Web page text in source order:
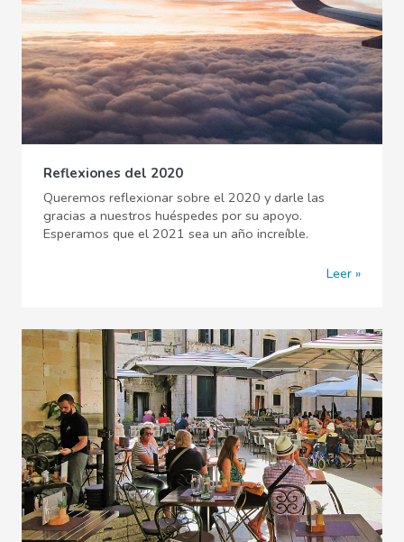
Reflexiones del 2020
Queremos reflexionar sobre el 2020 y darle las
gracias a nuestros huéspedes por su apoyo.
Esperamos que el 2021 sea un año increíble.
Leer